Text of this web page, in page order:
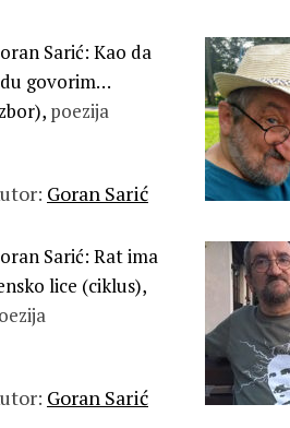
Sarić: Kao da
govorim…
poezija
Goran Sarić
Sarić: Rat ima
lice (ciklus),
Goran Sarić